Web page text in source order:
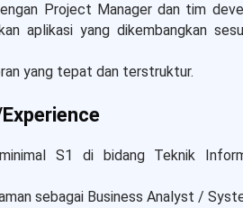
Project Manager dan tim
aplikasi yang dikembangkan
yang tepat dan terstruktur.
minimal S1 di bidang Teknik
sebagai Business Analyst /